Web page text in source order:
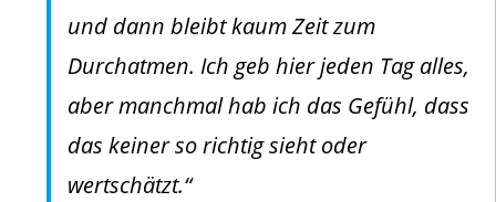
und dann bleibt kaum Zeit zum
Durchatmen. Ich geb hier jeden Tag alles,
aber manchmal hab ich das Gefühl, dass
das keiner so richtig sieht oder
wertschätzt.“